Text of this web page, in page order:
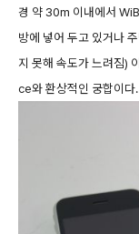
경 약 30m 이내에서
방에 넣어 두고 있거나
지 못해 속도가 느려짐)
ce와 환상적인 궁합이다.